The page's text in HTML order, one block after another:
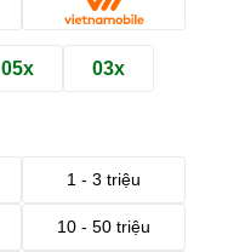
05x 03x
1 - 3 triệu
10 - 50 triệu